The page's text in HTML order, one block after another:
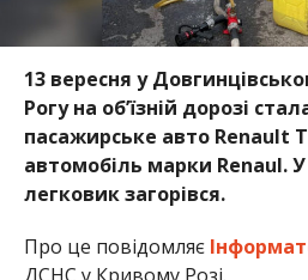
13 вересня у
Рогу на об’їзній дорозі
пасажирське авто Renault
автомобіль марки Renaul. У
легковик загорівся.
Про це повідомляє